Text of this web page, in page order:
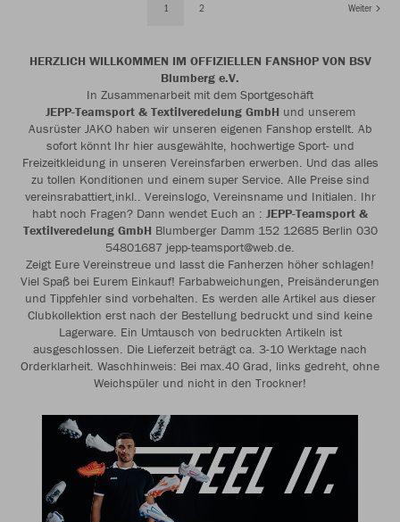
1 2 Weiter
HERZLICH WILLKOMMEN IM OFFIZIELLEN FANSHOP VON BSV
Blumberg e.V.
In Zusammenarbeit mit dem Sportgeschäft
JEPP-Teamsport & Textilveredelung GmbH und unserem
Ausrüster JAKO haben wir unseren eigenen Fanshop erstellt. Ab
sofort könnt Ihr hier ausgewählte, hochwertige Sport- und
Freizeitkleidung in unseren Vereinsfarben erwerben. Und das alles
zu tollen Konditionen und einem super Service. Alle Preise sind
vereinsrabattiert,inkl.. Vereinslogo, Vereinsname und Initialen. Ihr
habt noch Fragen? Dann wendet Euch an : JEPP-Teamsport &
Textilveredelung GmbH Blumberger Damm 152 12685 Berlin 030
54801687 jepp-teamsport@web.de.
Zeigt Eure Vereinstreue und lasst die Fanherzen höher schlagen!
Viel Spaß bei Eurem Einkauf! Farbabweichungen, Preisänderungen
und Tippfehler sind vorbehalten. Es werden alle Artikel aus dieser
Clubkollektion erst nach der Bestellung bedruckt und sind keine
Lagerware. Ein Umtausch von bedruckten Artikeln ist
ausgeschlossen. Die Lieferzeit beträgt ca. 3-10 Werktage nach
Orderklarheit. Waschhinweis: Bei max.40 Grad, links gedreht, ohne
Weichspüler und nicht in den Trockner!